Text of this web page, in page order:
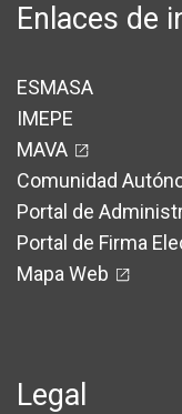
Enlaces de
ESMASA
IMEPE
MAVA
Comunidad
Portal de
Portal de Firma
Mapa Web
Legal